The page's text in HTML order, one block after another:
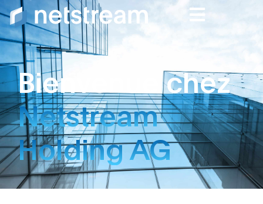
Bienvenue chez
Netstream
Holding AG